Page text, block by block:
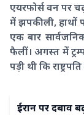
एयरफोर्स वन पर
में झपकी ली,
एक बार
फैलीं। अगस्त में
पड़ी थी कि
ईरान पर दबाव